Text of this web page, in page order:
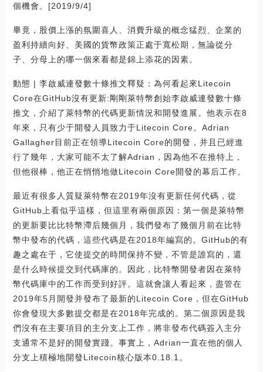
個機會。[2019/9/4]
畢竟，股價上漲的氛圍喜人、消費升級的概念猛烈、企業的
盈利持續向好、美國的貨幣政策正處于寬松期，無論從分
子、分母上的哪一個來看都是錦上添花的因素。
動態 | 李啟威連發數十條推文釋疑：為何看起來Litecoin
Core在GitHub沒有更新:剛剛萊特幣創始李啟威連發數十條
推文，介紹了萊特幣的代碼更新情況和開發進展。他表示在8
年來，只有少于開發人員致力于Litecoin Core。Adrian
Gallagher目前正在領導Litecoin Core的開發，并且已經進
行了幾年，大家可能不太了解Adrian，因為他不在推特上，
但他很棒，他正在悄悄地做Litecoin Core開發的幕后工作。
最近有很多人質疑萊特幣在2019年沒有更新任何代碼，從
GitHub上看似乎這樣，但這里有兩個原因：第一個是萊特幣
的更新要比比特幣滯后幾個月，我們發布了幾個月前在比特
幣中發布的代碼，這些代碼是在2018年編寫的。GitHub的有
趣之處在于，它使提交的時間保持不變，不管是誰寫的，還
是什么時候提交到代碼庫的。因此，比特幣開發者因在萊特
幣代碼庫中的工作而受到好評。這就會讓人看起來，盡管在
2019年5月開發并發布了最新的Litecoin Core，但在GitHub
你會發現大多數提交都是在2018年完成的。第二個原因是我
們沒有在主要項目的主分支上工作，將非發布代碼簽入主分
支通常不是好的開發實踐。事實上，Adrian一直在他的個人
分支上積極地開發Litecoin核心版本0.18.1。